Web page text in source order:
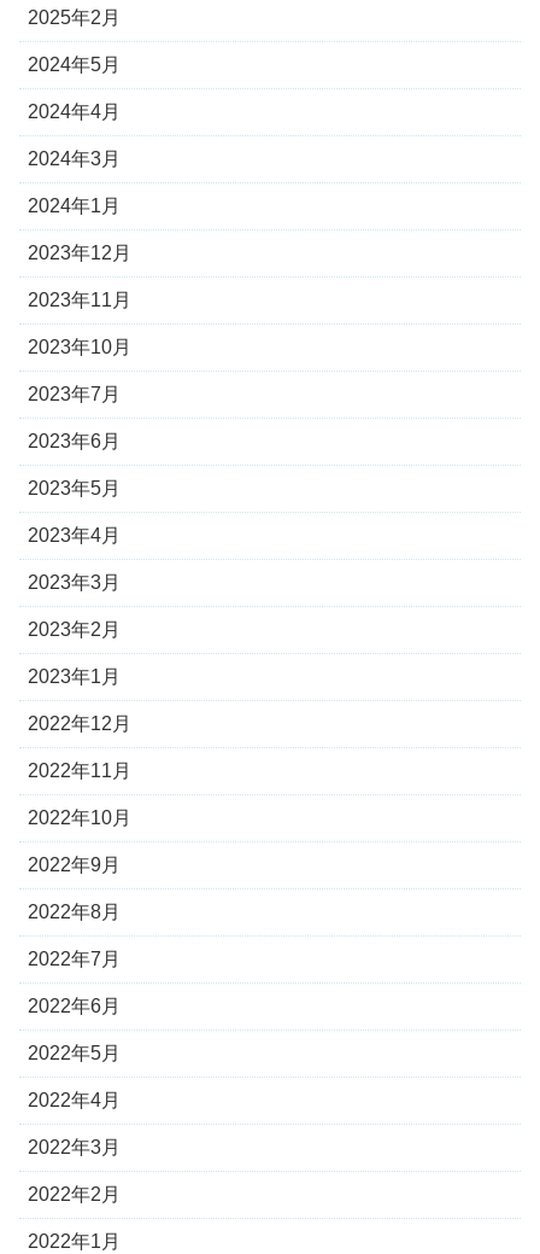
2025年2月
2024年5月
2024年4月
2024年3月
2024年1月
2023年12月
2023年11月
2023年10月
2023年7月
2023年6月
2023年5月
2023年4月
2023年3月
2023年2月
2023年1月
2022年12月
2022年11月
2022年10月
2022年9月
2022年8月
2022年7月
2022年6月
2022年5月
2022年4月
2022年3月
2022年2月
2022年1月